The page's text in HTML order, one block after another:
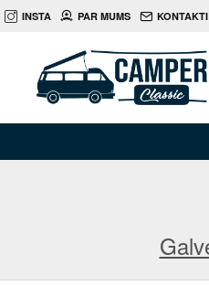
INSTA PAR MUMS KONTAKTI